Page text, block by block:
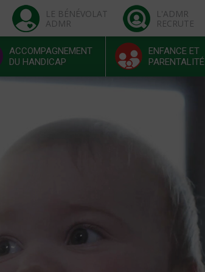
LE BÉNÉVOLAT
ADMR
L'ADMR
RECRUTE
ACCOMPAGNEMENT
DU HANDICAP
ENFANCE ET
PARENTALITÉ